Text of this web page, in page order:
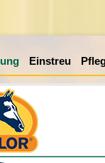
Einstreu